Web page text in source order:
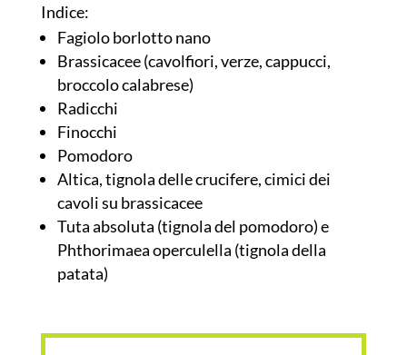
Indice:
Fagiolo borlotto nano
Brassicacee (cavolfiori, verze, cappucci,
broccolo calabrese)
Radicchi
Finocchi
Pomodoro
Altica, tignola delle crucifere, cimici dei
cavoli su brassicacee
Tuta absoluta (tignola del pomodoro) e
Phthorimaea operculella (tignola della
patata)